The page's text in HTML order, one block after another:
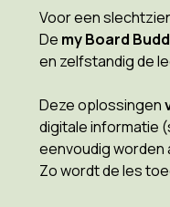
Voor een
De my Board
en zelfstandig de
Deze oplossingen
digitale informatie
eenvoudig worden
Zo wordt de les